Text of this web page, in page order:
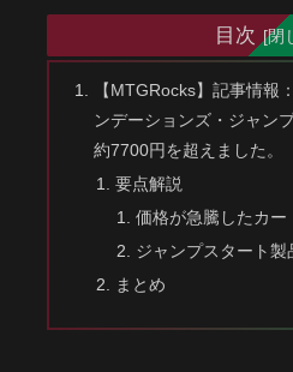
目次
【MTGRocks】記事情報
ンデーションズ・ジャン
約7700円を超えました。
要点解説
価格が急騰したカー
ジャンプスタート
まとめ